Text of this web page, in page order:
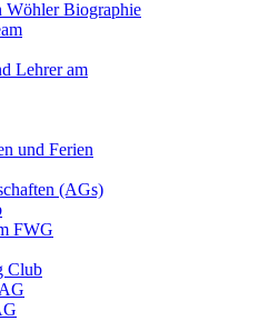
Wöhler Biographie
Lehrer am
und Ferien
(AGs)
FWG
Club